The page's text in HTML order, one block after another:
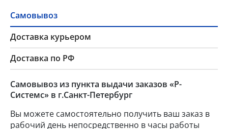
Самовывоз
Доставка курьером
Доставка по РФ
Самовывоз из пункта выдачи заказов «Р-
Системс» в г.Санкт-Петербург
Вы можете самостоятельно получить ваш заказ в
рабочий день непосредственно в часы работы